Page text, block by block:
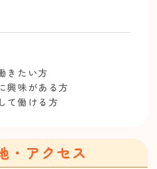
きたい方
興味がある方
て働ける方
・アクセス